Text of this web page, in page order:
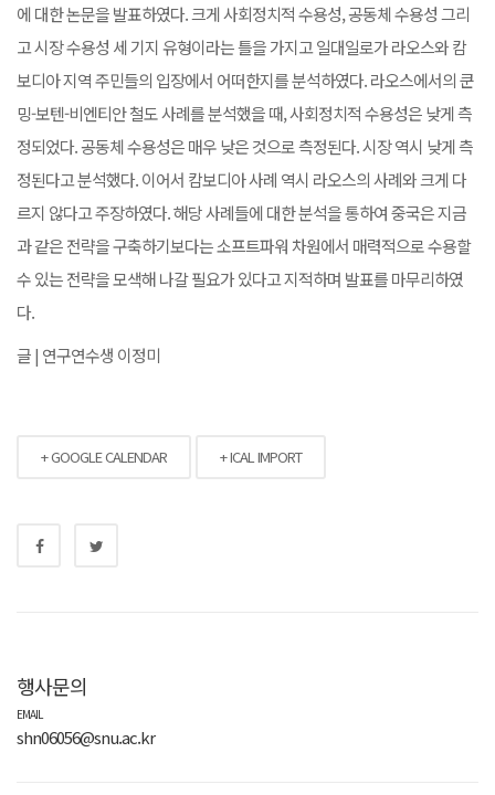
에 대한 논문을 발표하였다. 크게 사회정치적 수용성, 공동체 수용성 그리
고 시장 수용성 세 기지 유형이라는 틀을 가지고 일대일로가 라오스와 캄
보디아 지역 주민들의 입장에서 어떠한지를 분석하였다. 라오스에서의 쿤
밍-보텐-비엔티안 철도 사례를 분석했을 때, 사회정치적 수용성은 낮게 측
정되었다. 공동체 수용성은 매우 낮은 것으로 측정된다. 시장 역시 낮게 측
정된다고 분석했다. 이어서 캄보디아 사례 역시 라오스의 사례와 크게 다
르지 않다고 주장하였다. 해당 사례들에 대한 분석을 통하여 중국은 지금
과 같은 전략을 구축하기보다는 소프트파워 차원에서 매력적으로 수용할
수 있는 전략을 모색해 나갈 필요가 있다고 지적하며 발표를 마무리하였
다.
글 | 연구연수생 이정미
+ GOOGLE CALENDAR + ICAL IMPORT
행사문의
EMAIL
shn06056@snu.ac.kr